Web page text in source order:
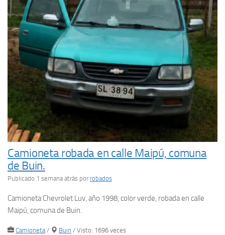
Camioneta robada en calle Maipú, comuna
de Buin.
Publicado 1 semana atrás por robados
Camioneta Chevrolet Luv, año 1998, color verde, robada en calle
Maipú, comuna de Buin.
Camioneta/ Buin / Visto: 1696 veces